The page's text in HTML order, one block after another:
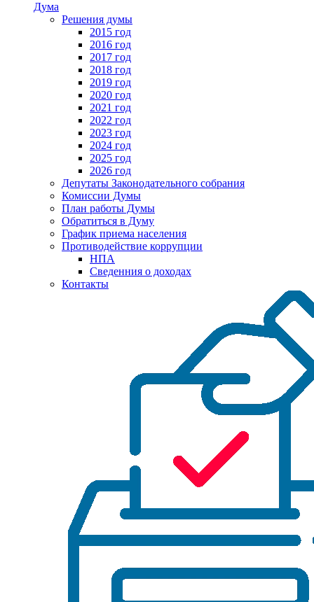
Дума
Решения думы
2015 год
2016 год
2017 год
2018 год
2019 год
2020 год
2021 год
2022 год
2023 год
2024 год
2025 год
2026 год
Депутаты Законодательного собрания
Комиссии Думы
План работы Думы
Обратиться в Думу
График приема населения
Противодействие коррупции
НПА
Сведенния о доходах
Контакты